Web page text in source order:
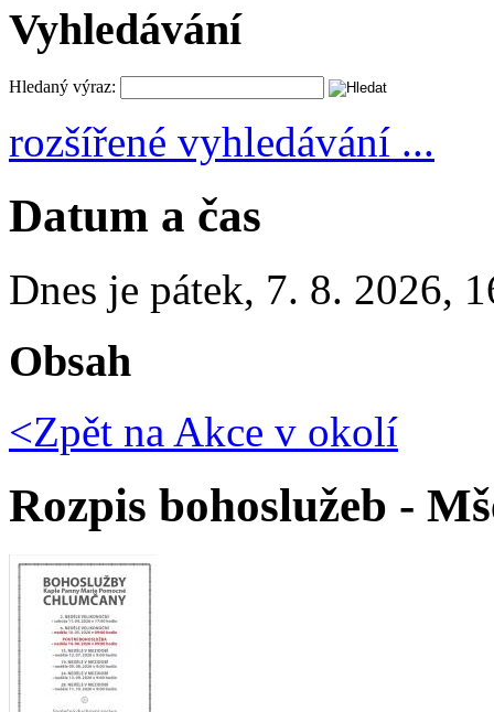
Vyhledávání
Hledaný výraz:
rozšířené vyhledávání ...
Datum a čas
Dnes je pátek, 7. 8. 2026,
Obsah
<Zpět na Akce v okolí
Rozpis bohoslužeb -